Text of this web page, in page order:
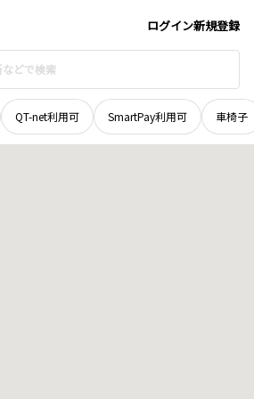
ログイン新規登録
QT-net利用可 SmartPay利用可 車椅子